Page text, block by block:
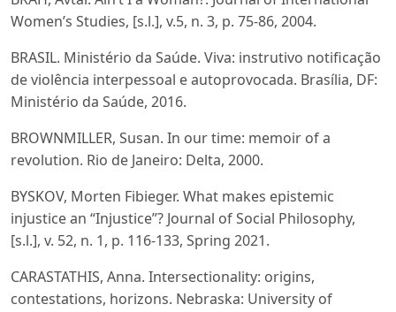
Women’s Studies, [s.l.], v.5, n. 3, p. 75-86, 2004.
BRASIL. Ministério da Saúde. Viva: instrutivo notificação
de violência interpessoal e autoprovocada. Brasília, DF:
Ministério da Saúde, 2016.
BROWNMILLER, Susan. In our time: memoir of a
revolution. Rio de Janeiro: Delta, 2000.
BYSKOV, Morten Fibieger. What makes epistemic
injustice an “Injustice”? Journal of Social Philosophy,
[s.l.], v. 52, n. 1, p. 116-133, Spring 2021.
CARASTATHIS, Anna. Intersectionality: origins,
contestations, horizons. Nebraska: University of